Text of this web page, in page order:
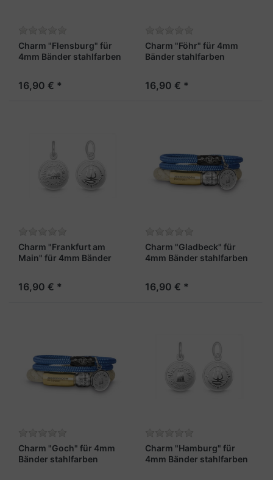
Charm "Flensburg" für
4mm Bänder stahlfarben
16,90 € *
Charm "Föhr" für 4mm
Bänder stahlfarben
16,90 € *
Charm "Frankfurt am
Main" für 4mm Bänder
16,90 € *
Charm "Gladbeck" für
4mm Bänder stahlfarben
16,90 € *
Charm "Goch" für 4mm
Bänder stahlfarben
Charm "Hamburg" für
4mm Bänder stahlfarben